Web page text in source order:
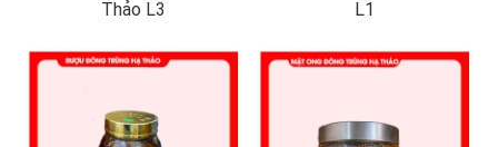
Thảo L3
L1